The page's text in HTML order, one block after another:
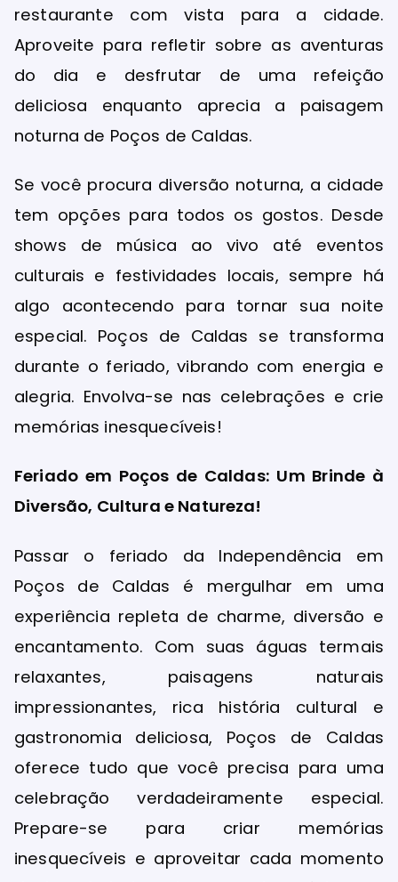
restaurante com vista para a cidade.
Aproveite para refletir sobre as aventuras
do dia e desfrutar de uma refeição
deliciosa enquanto aprecia a paisagem
noturna de Poços de Caldas.
Se você procura diversão noturna, a cidade
tem opções para todos os gostos. Desde
shows de música ao vivo até eventos
culturais e festividades locais, sempre há
algo acontecendo para tornar sua noite
especial. Poços de Caldas se transforma
durante o feriado, vibrando com energia e
alegria. Envolva-se nas celebrações e crie
memórias inesquecíveis!
Feriado em Poços de Caldas: Um Brinde à
Diversão, Cultura e Natureza!
Passar o feriado da Independência em
Poços de Caldas é mergulhar em uma
experiência repleta de charme, diversão e
encantamento. Com suas águas termais
relaxantes, paisagens naturais
impressionantes, rica história cultural e
gastronomia deliciosa, Poços de Caldas
oferece tudo que você precisa para uma
celebração verdadeiramente especial.
Prepare-se para criar memórias
inesquecíveis e aproveitar cada momento